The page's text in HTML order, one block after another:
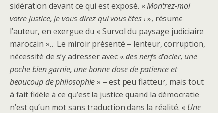
sidération devant ce qui est exposé. «Montrez-moi
votre justice, je vous direz qui vous êtes !», résume
l’auteur, en exergue du « Survol du paysage judiciaire
marocain »… Le miroir présenté – lenteur, corruption,
nécessité de s’y adresser avec «des nerfs d’acier, une
poche bien garnie, une bonne dose de patience et
beaucoup de philosophie» – est peu flatteur, mais tout
à fait fidèle à ce qu’est la justice quand la démocratie
n’est qu’un mot sans traduction dans la réalité. « Une